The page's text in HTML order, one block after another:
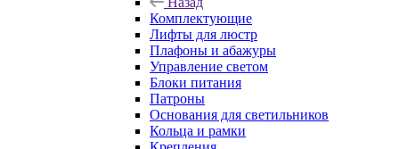
Комплектующие
Лифты для люстр
Плафоны и абажуры
Управление светом
Блоки питания
Патроны
Основания для светильников
Кольца и рамки